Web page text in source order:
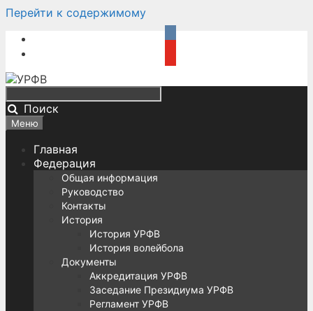
Перейти к содержимому
Поиск
Меню
Главная
Федерация
Общая информация
Руководство
Контакты
История
История УРФВ
История волейбола
Документы
Аккредитация УРФВ
Заседание Президиума УРФВ
Регламент УРФВ